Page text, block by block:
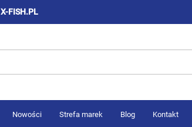
X-FISH.PL
Nowości Strefa marek Blog Kontakt